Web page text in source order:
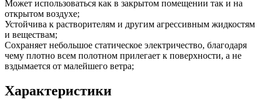
Может использоваться как в закрытом помещении так и на
открытом воздухе;
Устойчива к растворителям и другим агрессивным жидкостям
и веществам;
Сохраняет небольшое статическое электричество, благодаря
чему плотно всем полотном прилегает к поверхности, а не
вздымается от малейшего ветра;
Характеристики